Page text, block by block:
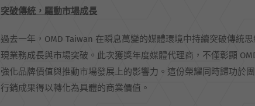
突破傳統，驅動市場成長
過去一年，OMD Taiwan 在瞬息萬變的媒體環境中持續突破傳統
現業務成長與市場突破。此次獲獎年度媒體代理商，不僅彰顯
強化品牌價值與推動市場發展上的影響力。這份榮耀同時歸功於
行銷成果得以轉化為具體的商業價值。